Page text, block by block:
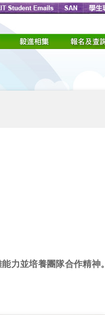
力並培養團隊合作精神。